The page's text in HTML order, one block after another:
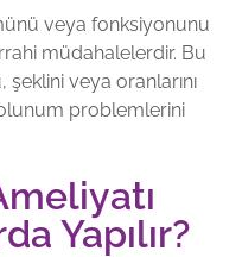
veya fonksiyonunu
müdahalelerdir. Bu
veya oranlarını
problemlerini
Yapılır?